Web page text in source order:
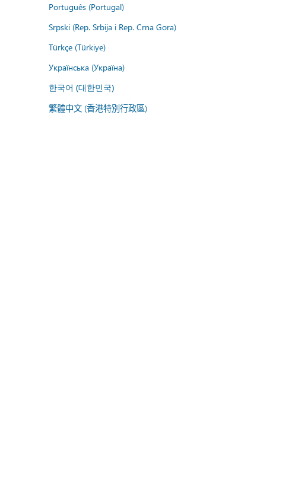
Português (Portugal)
Srpski (Rep. Srbija i Rep. Crna Gora)
Türkçe (Türkiye)
Українська (Україна)
한국어 (대한민국)
繁體中文 (香港特別行政區)